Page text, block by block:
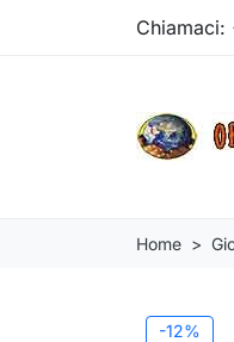
Chiamaci:
Home
-12%